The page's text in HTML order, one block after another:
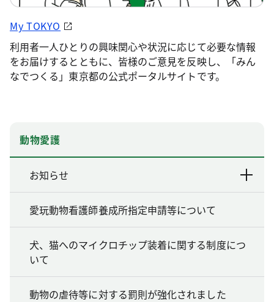
My TOKYO
利用者一人ひとりの興味関心や状況に応じて必要な情報
をお届けするとともに、皆様のご意見を反映し、「みん
なでつくる」東京都の公式ポータルサイトです。
動物愛護
お知らせ
愛玩動物看護師養成所指定申請等について
犬、猫へのマイクロチップ装着に関する制度につ
いて
動物の虐待等に対する罰則が強化されました